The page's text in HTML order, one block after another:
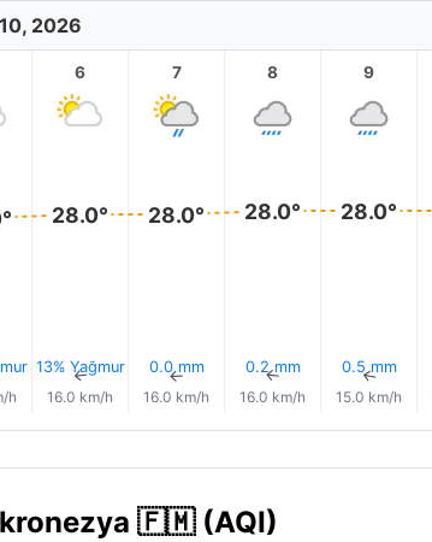
2026
h
6
28.0°
13% Yağmur
↑
16.0 km/h
7
28.0°
0.0 mm
↑
16.0 km/h
8
28.0°
0.2 mm
↑
16.0 km/h
9
28.0°
0.5 mm
↑
15.0 km/h
🇫🇲 (AQI)